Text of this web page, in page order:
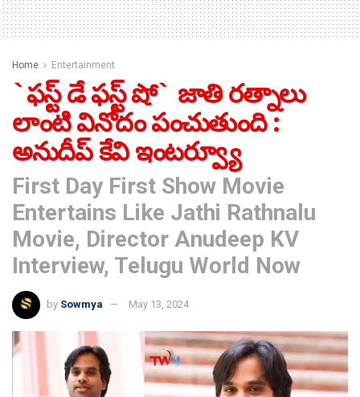
Home Entertainment
`ఫ‌స్ట్ డే ఫ‌స్ట్ షో` జాతి రత్నాలు
లాంటి వినోదం పంచుతుంది :
అనుదీప్ కేవి ఇంటర్వ్యూ
First Day First Show Movie
Entertains Like Jathi Rathnalu
Movie, Director Anudeep KV
Interview, Telugu World Now
by Sowmya May 13, 2024